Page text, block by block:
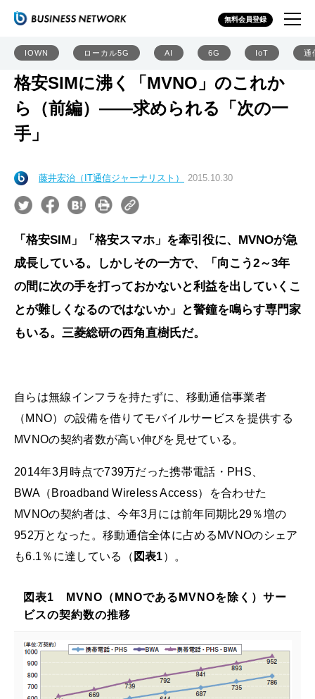
無料会員登録
IOWN ローカル5G AI 6G IoT 通
格安SIMに沸く「MVNO」のこれか
ら（前編）――求められる「次の一
手」
藤井宏治（IT通信ジャーナリスト） 2015.10.30
「格安SIM」「格安スマホ」を牽引役に、MVNOが急
成長している。しかしその一方で、「向こう2～3年
の間に次の手を打っておかないと利益を出していくこ
とが難しくなるのではないか」と警鐘を鳴らす専門家
もいる。三菱総研の西角直樹氏だ。
自らは無線インフラを持たずに、移動通信事業者
（MNO）の設備を借りてモバイルサービスを提供する
MVNOの契約者数が高い伸びを見せている。
2014年3月時点で739万だった携帯電話・PHS、
BWA（Broadband Wireless Access）を合わせた
MVNOの契約者は、今年3月には前年同期比29％増の
952万となった。移動通信全体に占めるMVNOのシェア
も6.1％に達している（ 図表1）。
図表1 MVNO（MNOであるMVNOを除く）サー
ビスの契約数の推移